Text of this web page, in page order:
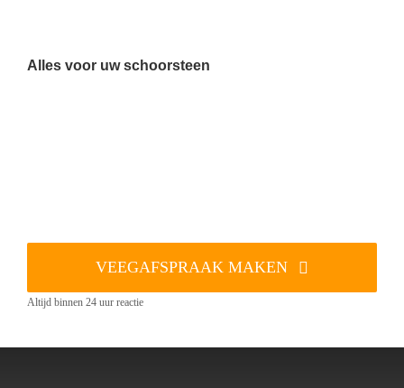
Alles voor uw schoorsteen
VEEGAFSPRAAK MAKEN
Altijd binnen 24 uur reactie